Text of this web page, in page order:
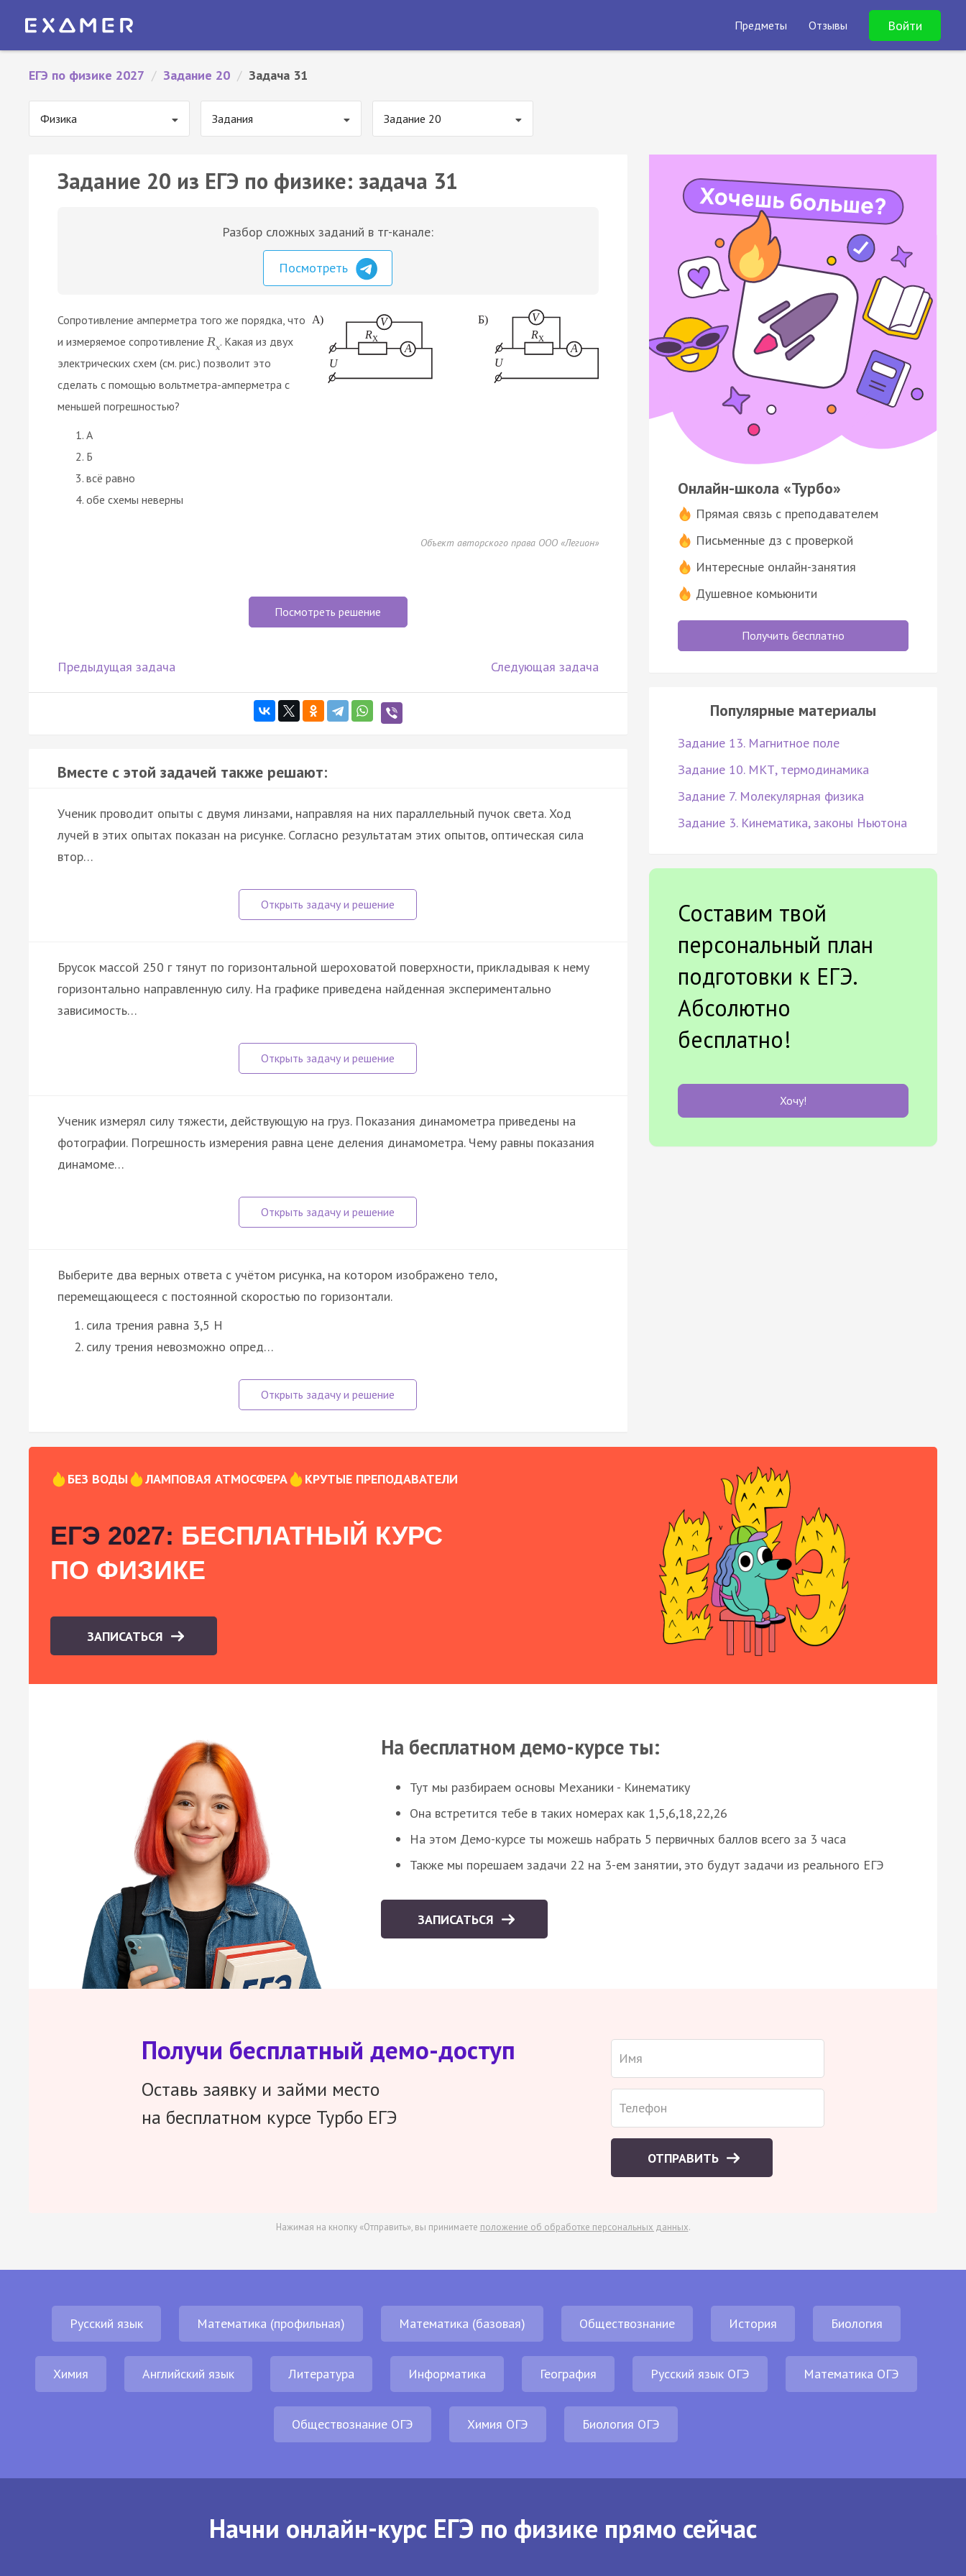
Предметы Отзывы Войти
ЕГЭ по физике 2027 / Задание 20 / Задача 31
Физика Задания Задание 20
Задание 20 из ЕГЭ по физике: задача 31
Разбор сложных заданий в тг-канале:
Посмотреть
Сопротивление амперметра того же порядка, что
и измеряемое сопротивление Rx. Какая из двух
электрических схем (см. рис.) позволит это
сделать с помощью вольтметра-амперметра с
меньшей погрешностью?
А
Б
всё равно
обе схемы неверны
Объект авторского права ООО «Легион»
Посмотреть решение
Предыдущая задача Следующая задача
Вместе с этой задачей также решают:
Ученик проводит опыты с двумя линзами, направляя на них параллельный пучок света. Ход
лучей в этих опытах показан на рисунке. Согласно результатам этих опытов, оптическая сила
втор…
Брусок массой 250 г тянут по горизонтальной шероховатой поверхности, прикладывая к нему
горизонтально направленную силу. На графике приведена найденная экспериментально
зависимость…
Ученик измерял силу тяжести, действующую на груз. Показания динамометра приведены на
фотографии. Погрешность измерения равна цене деления динамометра. Чему равны показания
динамоме…
Выберите два верных ответа с учётом рисунка, на котором изображено тело,
перемещающееся с постоянной скоростью по горизонтали.
сила трения равна 3,5 H
силу трения невозможно опред…
Онлайн-школа «Турбо»
Прямая связь с преподавателем
Письменные дз с проверкой
Интересные онлайн-занятия
Душевное комьюнити
Получить бесплатно
Популярные материалы
Задание 13. Магнитное поле
Задание 10. МКТ, термодинамика
Задание 7. Молекулярная физика
Задание 3. Кинематика, законы Ньютона
Составим твой
персональный план
подготовки к ЕГЭ.
Абсолютно
бесплатно!
Хочу!
БЕЗ ВОДЫ ЛАМПОВАЯ АТМОСФЕРА КРУТЫЕ ПРЕПОДАВАТЕЛИ
ЕГЭ 2027: БЕСПЛАТНЫЙ КУРС
ПО ФИЗИКЕ
ЗАПИСАТЬСЯ
На бесплатном демо-курсе ты:
Тут мы разбираем основы Механики - Кинематику
Она встретится тебе в таких номерах как 1,5,6,18,22,26
На этом Демо-курсе ты можешь набрать 5 первичных баллов всего за 3 часа
Также мы порешаем задачи 22 на 3-ем занятии, это будут задачи из реального ЕГЭ
ЗАПИСАТЬСЯ
Получи бесплатный демо-доступ
Оставь заявку и займи место
на бесплатном курсе Турбо ЕГЭ
ОТПРАВИТЬ
Нажимая на кнопку «Отправить», вы принимаете положение об обработке персональных данных.
Русский язык Математика (профильная) Математика (базовая) Обществознание История Биология
Химия Английский язык Литература Информатика География Русский язык ОГЭ Математика ОГЭ
Обществознание ОГЭ Химия ОГЭ Биология ОГЭ
Начни онлайн-курс ЕГЭ по физике прямо сейчас